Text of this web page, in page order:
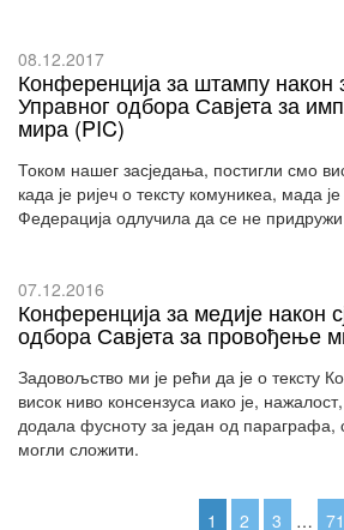
08.12.2017
Конференција за штампу након
Управног одбора Савјета за
мира (PIC)
Током нашег засједања, постигли смо
када је ријеч о тексту комуникеа, мада
Федерација одлучила да се не придружи
07.12.2016
Конференција за медије након
одбора Савјета за провођење
Задовољство ми је рећи да је о тексту
висок ниво консензуса иако је,
додала фусноту за један од параграфа,
могли сложити.
1 2 3 … 71